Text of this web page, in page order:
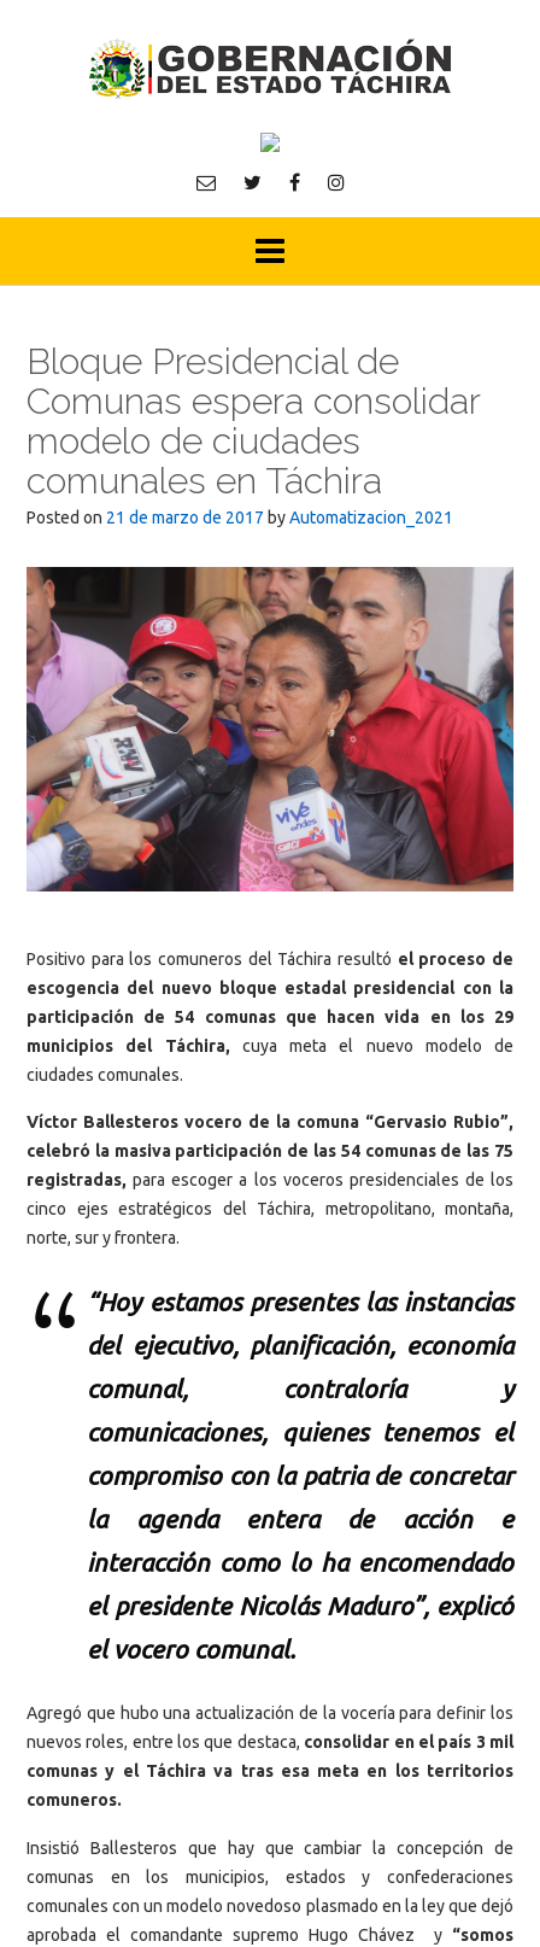
Bloque Presidencial de
Comunas espera consolidar
modelo de ciudades
comunales en Táchira
Posted on 21 de marzo de 2017 byAutomatizacion_2021
Positivo para los comuneros del Táchira resultó el proceso de
escogencia del nuevo bloque estadal presidencial con la
participación de 54 comunas que hacen vida en los 29
municipios del Táchira, cuya meta el nuevo modelo de
ciudades comunales.
Víctor Ballesteros vocero de la comuna “Gervasio Rubio”,
celebró la masiva participación de las 54 comunas de las 75
registradas, para escoger a los voceros presidenciales de los
cinco ejes estratégicos del Táchira, metropolitano, montaña,
norte, sur y frontera.
“Hoy estamos presentes las instancias
del ejecutivo, planificación, economía
comunal, contraloría y
comunicaciones, quienes tenemos el
compromiso con la patria de concretar
la agenda entera de acción e
interacción como lo ha encomendado
el presidente Nicolás Maduro”, explicó
el vocero comunal.
Agregó que hubo una actualización de la vocería para definir los
nuevos roles, entre los que destaca, consolidar en el país 3 mil
comunas y el Táchira va tras esa meta en los territorios
comuneros.
Insistió Ballesteros que hay que cambiar la concepción de
comunas en los municipios, estados y confederaciones
comunales con un modelo novedoso plasmado en la ley que dejó
aprobada el comandante supremo Hugo Chávez y “somos